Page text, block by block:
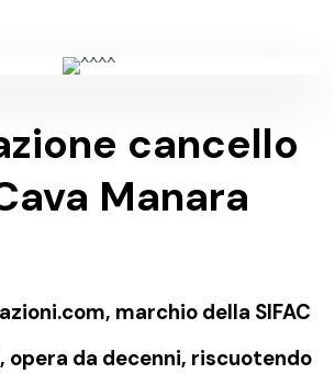
cancello
Manara
marchio della SIFAC
opera da decenni, riscuotendo